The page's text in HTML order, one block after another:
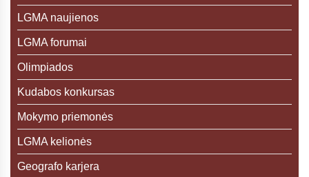
LGMA naujienos
LGMA forumai
Olimpiados
Kudabos konkursas
Mokymo priemonės
LGMA kelionės
Geografo karjera